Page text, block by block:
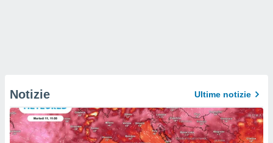
Notizie Ultime notizie